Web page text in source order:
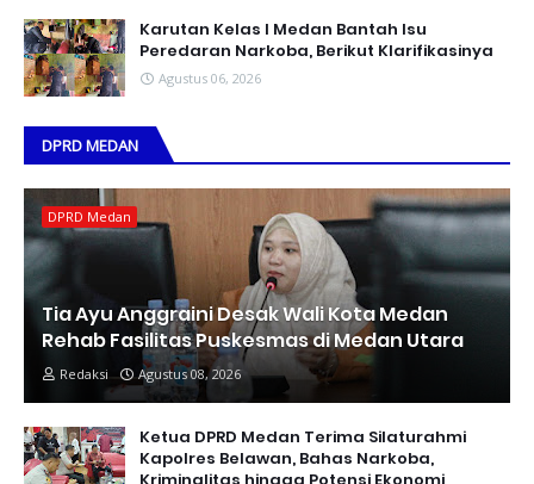
Karutan Kelas I Medan Bantah Isu
Peredaran Narkoba, Berikut Klarifikasinya
Agustus 06, 2026
DPRD MEDAN
DPRD Medan
Tia Ayu Anggraini Desak Wali Kota Medan
Rehab Fasilitas Puskesmas di Medan Utara
Redaksi Agustus 08, 2026
Ketua DPRD Medan Terima Silaturahmi
Kapolres Belawan, Bahas Narkoba,